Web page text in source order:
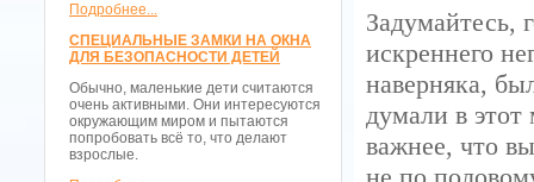
Подробнее...
СПЕЦИАЛЬНЫЕ ЗАМКИ НА ОКНА
ДЛЯ БЕЗОПАСНОСТИ ДЕТЕЙ
Обычно, маленькие дети считаются
очень активными. Они интересуются
окружающим миром и пытаются
попробовать всё то, что делают
взрослые.
Задумайтесь,
искреннего
наверняка,
думали в этот
важнее, что